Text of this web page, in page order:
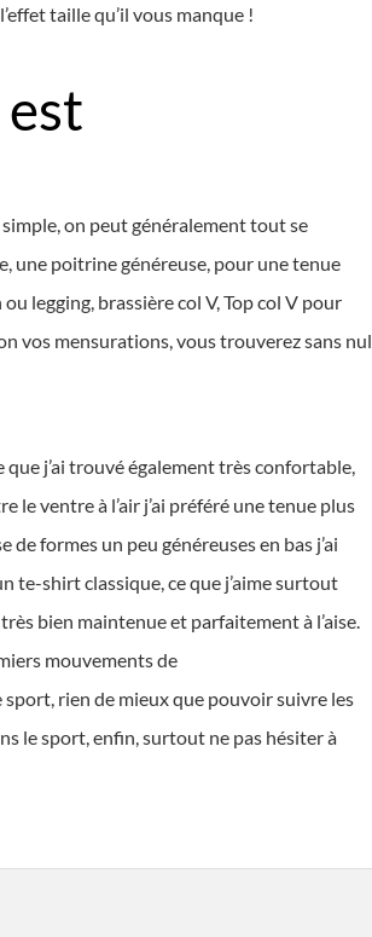
taille qu’il vous manque !
on peut généralement tout se
une poitrine généreuse, pour une tenue
legging, brassière col V, Top col V pour
vos mensurations, vous trouverez sans nul
que j’ai trouvé également très confortable,
le ventre à l’air j’ai préféré une tenue plus
formes un peu généreuses en bas j’ai
te-shirt classique, ce que j’aime surtout
bien maintenue et parfaitement à l’aise.
mouvements de
rien de mieux que pouvoir suivre les
le sport, enfin, surtout ne pas hésiter à